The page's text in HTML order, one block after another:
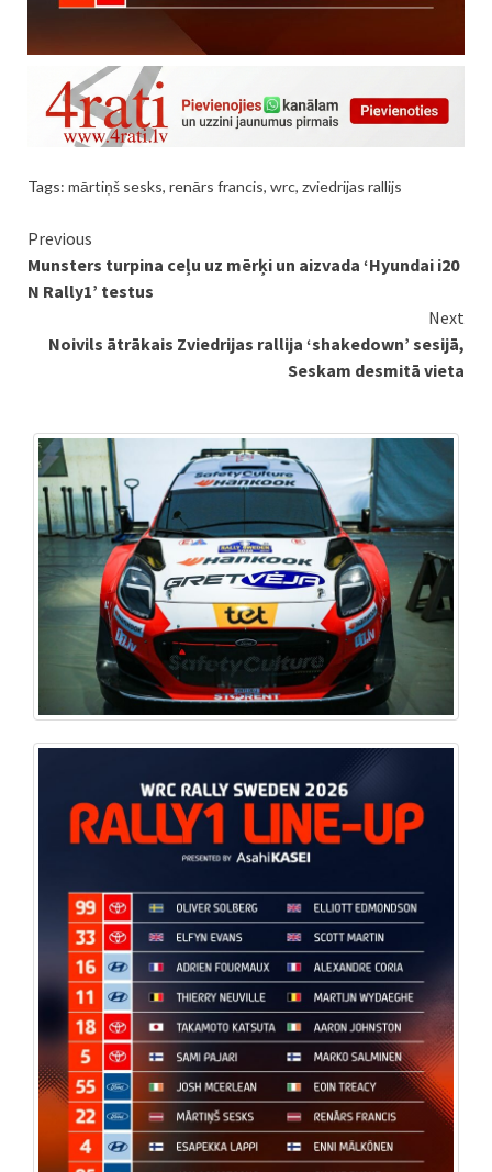
Tags: mārtiņš sesks, renārs francis, wrc, zviedrijas rallijs
Continue
Reading
Previous
Munsters turpina ceļu uz mērķi un aizvada ‘Hyundai i20
N Rally1’ testus
Next
Noivils ātrākais Zviedrijas rallija ‘shakedown’ sesijā,
Seskam desmitā vieta